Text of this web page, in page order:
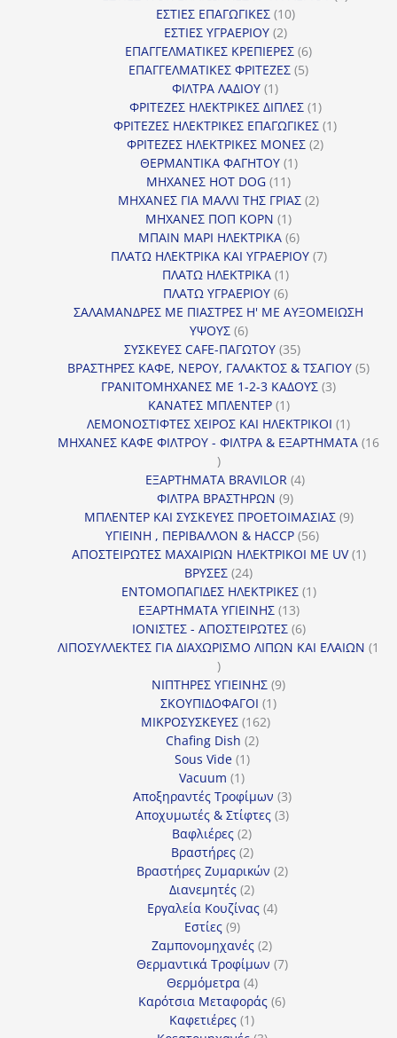
ΕΣΤΙΕΣ ΕΠΑΓΩΓΙΚΕΣ 1010
ΕΣΤΙΕΣ ΥΓΡΑΕΡΙΟΥ 22
προϊόντα
ΕΠΑΓΓΕΛΜΑΤΙΚΕΣ ΚΡΕΠΙΕΡΕΣ 66
προϊόντα
ΕΠΑΓΓΕΛΜΑΤΙΚΕΣ ΦΡΙΤΕΖΕΣ 55
ΦΙΛΤΡΑ ΛΑΔΙΟΥ 11
προϊόν
ΦΡΙΤΕΖΕΣ ΗΛΕΚΤΡΙΚΕΣ ΔΙΠΛΕΣ 11
προϊόν
ΦΡΙΤΕΖΕΣ ΗΛΕΚΤΡΙΚΕΣ ΕΠΑΓΩΓΙΚΕΣ 11
ΦΡΙΤΕΖΕΣ ΗΛΕΚΤΡΙΚΕΣ ΜΟΝΕΣ 22
ΘΕΡΜΑΝΤΙΚΑ ΦΑΓΗΤΟΥ 11
ΜΗΧΑΝΕΣ HOT DOG 1111
προϊόντα
ΜΗΧΑΝΕΣ ΓΙΑ ΜΑΛΛΙ ΤΗΣ ΓΡΙΑΣ 22
ΜΗΧΑΝΕΣ ΠΟΠ ΚΟΡΝ 11
προϊόν
ΜΠΑΙΝ ΜΑΡΙ ΗΛΕΚΤΡΙΚΑ 66
προϊόντα
ΠΛΑΤΩ ΗΛΕΚΤΡΙΚΑ ΚΑΙ ΥΓΡΑΕΡΙΟΥ 77
ΠΛΑΤΩ ΗΛΕΚΤΡΙΚΑ 11
προϊόν
ΠΛΑΤΩ ΥΓΡΑΕΡΙΟΥ 66
προϊόντα
ΣΑΛΑΜΑΝΔΡΕΣ ΜΕ ΠΙΑΣΤΡΕΣ Η' ΜΕ ΑΥΞΟΜΕΙΩΣΗ
ΥΨΟΥΣ 66
προϊόντα
ΣΥΣΚΕΥΕΣ CAFE-ΠΑΓΩΤΟΥ 3535
προϊόντα
ΒΡΑΣΤΗΡΕΣ ΚΑΦΕ, ΝΕΡΟΥ, ΓΑΛΑΚΤΟΣ & ΤΣΑΓΙΟΥ 55
ΓΡΑΝΙΤΟΜΗΧΑΝΕΣ ΜΕ 1-2-3 ΚΑΔΟΥΣ 33
ΚΑΝΑΤΕΣ ΜΠΛΕΝΤΕΡ 11
προϊόν
ΛΕΜΟΝΟΣΤΙΦΤΕΣ ΧΕΙΡΟΣ ΚΑΙ ΗΛΕΚΤΡΙΚΟΙ 11
προϊόν
ΜΗΧΑΝΕΣ ΚΑΦΕ ΦΙΛΤΡΟΥ - ΦΙΛΤΡΑ & ΕΞΑΡΤΗΜΑΤΑ 16
16
προϊόντα
ΕΞΑΡΤΗΜΑΤΑ BRAVILOR 44
ΦΙΛΤΡΑ ΒΡΑΣΤΗΡΩΝ 99
προϊόντα
ΜΠΛΕΝΤΕΡ ΚΑΙ ΣΥΣΚΕΥΕΣ ΠΡΟΕΤΟΙΜΑΣΙΑΣ 99
ΥΓΙΕΙΝΗ , ΠΕΡΙΒΑΛΛΟΝ & HACCP 5656
προϊόντα
ΑΠΟΣΤΕΙΡΩΤΕΣ ΜΑΧΑΙΡΙΩΝ ΗΛΕΚΤΡΙΚΟΙ ΜΕ UV 11
ΒΡΥΣΕΣ 2424
προϊόντα
ΕΝΤΟΜΟΠΑΓΙΔΕΣ ΗΛΕΚΤΡΙΚΕΣ 11
ΕΞΑΡΤΗΜΑΤΑ ΥΓΙΕΙΝΗΣ 1313
προϊόντα
ΙΟΝΙΣΤΕΣ - ΑΠΟΣΤΕΙΡΩΤΕΣ 66
προϊόντα
ΛΙΠΟΣΥΛΛΕΚΤΕΣ ΓΙΑ ΔΙΑΧΩΡΙΣΜΟ ΛΙΠΩΝ ΚΑΙ ΕΛΑΙΩΝ 1
1
προϊόν
ΝΙΠΤΗΡΕΣ ΥΓΙΕΙΝΗΣ 99
ΣΚΟΥΠΙΔΟΦΑΓΟΙ 11
ΜΙΚΡΟΣΥΣΚΕΥΕΣ 162162
Chafing Dish 22
Sous Vide 11
Vacuum 11
προϊόν
Αποξηραντές Τροφίμων 33
προϊόντα
Αποχυμωτές & Στίφτες 33
Βαφλιέρες 22
προϊόντα
Βραστήρες 22
προϊόντα
Βραστήρες Ζυμαρικών 22
Διανεμητές 22
προϊόντα
Εργαλεία Κουζίνας 44
Εστίες 99
προϊόντα
Ζαμπονομηχανές 22
προϊόντα
Θερμαντικά Τροφίμων 77
Θερμόμετρα 44
προϊόντα
Καρότσια Μεταφοράς 66
Καφετιέρες 11